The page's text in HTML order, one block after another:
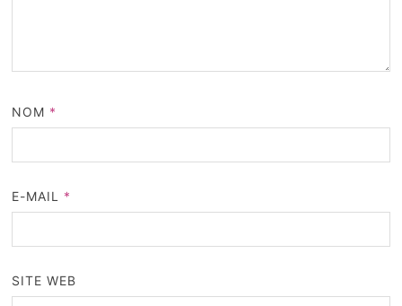
NOM *
E-MAIL *
SITE WEB